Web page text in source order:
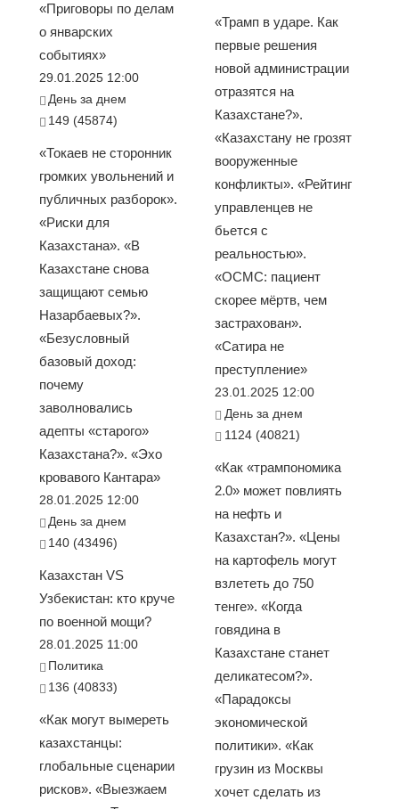
«Приговоры по делам
о январских
событиях»
29.01.2025 12:00
День за днем
149 (45874)
«Токаев не сторонник
громких увольнений и
публичных разборок».
«Риски для
Казахстана». «В
Казахстане снова
защищают семью
Назарбаевых?».
«Безусловный
базовый доход:
почему
заволновались
адепты «старого»
Казахстана?». «Эхо
кровавого Кантара»
28.01.2025 12:00
День за днем
140 (43496)
Казахстан VS
Узбекистан: кто круче
по военной мощи?
28.01.2025 11:00
Политика
136 (40833)
«Как могут вымереть
казахстанцы:
глобальные сценарии
рисков». «Выезжаем
«Трамп в ударе. Как
первые решения
новой администрации
отразятся на
Казахстане?».
«Казахстану не грозят
вооруженные
конфликты». «Рейтинг
управленцев не
бьется с
реальностью».
«ОСМС: пациент
скорее мёртв, чем
застрахован».
«Сатира не
преступление»
23.01.2025 12:00
День за днем
1124 (40821)
«Как «трампономика
2.0» может повлиять
на нефть и
Казахстан?». «Цены
на картофель могут
взлететь до 750
тенге». «Когда
говядина в
Казахстане станет
деликатесом?».
«Парадоксы
экономической
политики». «Как
грузин из Москвы
хочет сделать из